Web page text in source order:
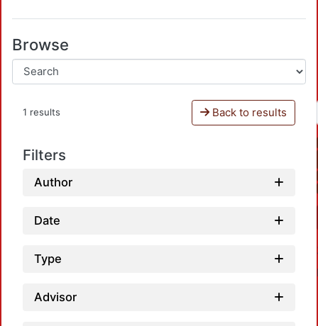
Browse
1 results Back to results
Filters
Author
Date
Type
Advisor